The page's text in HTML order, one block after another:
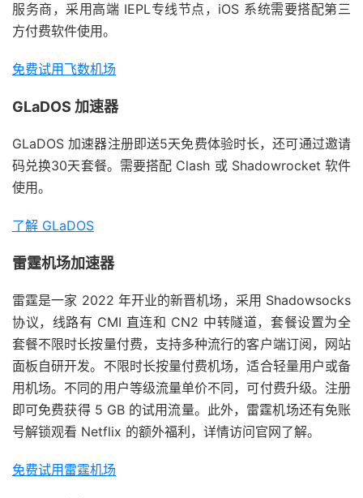
服务商，采用高端 IEPL专线节点，iOS 系统需要搭配第三
方付费软件使用。
免费试用飞数机场
GLaDOS 加速器
GLaDOS 加速器注册即送5天免费体验时长，还可通过邀请
码兑换30天套餐。需要搭配 Clash 或 Shadowrocket 软件
使用。
了解 GLaDOS
雷霆机场加速器
雷霆是一家 2022 年开业的新晋机场，采用 Shadowsocks
协议，线路有 CMI 直连和 CN2 中转隧道，套餐设置为全
套餐不限时长按量付费，支持多种流行的客户端订阅，网站
面板自研开发。不限时长按量付费机场，适合轻量用户或备
用机场。不同的用户等级流量单价不同，可付费升级。注册
即可免费获得 5 GB 的试用流量。此外，雷霆机场还有免账
号解锁观看 Netflix 的额外福利，详情访问官网了解。
免费试用雷霆机场